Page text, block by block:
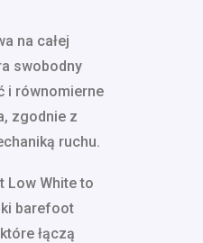
na całej
swobodny
i równomierne
zgodnie z
ruchu.
Low White to
barefoot
łączą